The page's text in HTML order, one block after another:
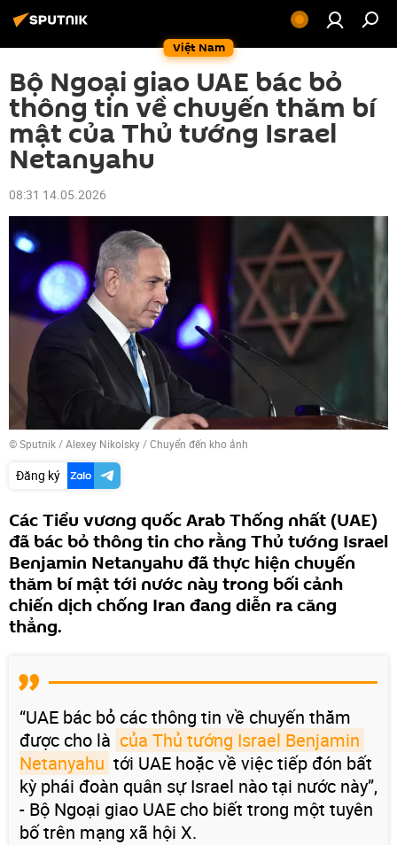
Việt Nam
Bộ Ngoại giao UAE bác bỏ
thông tin về chuyến thăm bí
mật của Thủ tướng Israel
Netanyahu
08:31 14.05.2026
© Sputnik / Alexey Nikolsky/Chuyển đến kho ảnh
Đăng ký
Các Tiểu vương quốc Arab Thống nhất (UAE)
đã bác bỏ thông tin cho rằng Thủ tướng Israel
Benjamin Netanyahu đã thực hiện chuyến
thăm bí mật tới nước này trong bối cảnh
chiến dịch chống Iran đang diễn ra căng
thẳng.
“UAE bác bỏ các thông tin về chuyến thăm
được cho là của Thủ tướng Israel Benjamin
Netanyahu tới UAE hoặc về việc tiếp đón bất
kỳ phái đoàn quân sự Israel nào tại nước này”,
- Bộ Ngoại giao UAE cho biết trong một tuyên
bố trên mạng xã hội X.